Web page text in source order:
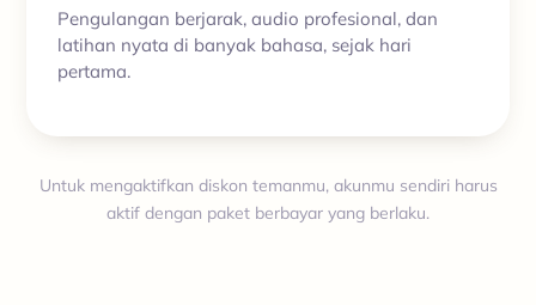
Pengulangan berjarak, audio profesional, dan
latihan nyata di banyak bahasa, sejak hari
pertama.
Untuk mengaktifkan diskon temanmu, akunmu sendiri harus
aktif dengan paket berbayar yang berlaku.